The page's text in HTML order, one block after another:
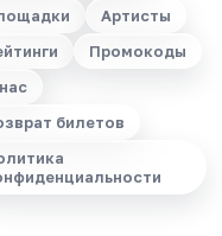
Артисты
Промокоды
билетов